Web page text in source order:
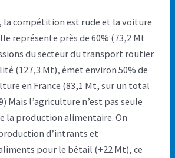
la compétition est rude et la voiture
représente près de 60% (73,2 Mt
du secteur du transport routier
(127,3 Mt), émet environ 50% de
en France (83,1 Mt, sur un total
Mais l’agriculture n’est pas seule
la production alimentaire. On
d’intrants et
pour le bétail (+22 Mt), ce